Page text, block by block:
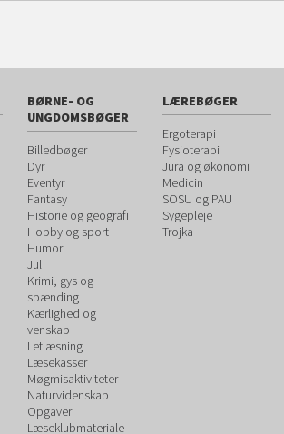
BØRNE- OG
UNGDOMSBØGER
Billedbøger
Dyr
Eventyr
Fantasy
Historie og geografi
Hobby og sport
Humor
Jul
Krimi, gys og
spænding
Kærlighed og
venskab
Letlæsning
Læsekasser
Møgmisaktiviteter
Naturvidenskab
Opgaver
Læseklubmateriale
LÆREBØGER
Ergoterapi
Fysioterapi
Jura og økonomi
Medicin
SOSU og PAU
Sygepleje
Trojka